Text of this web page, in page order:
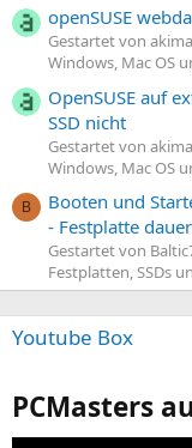
openSUSE
Gestartet von
Windows, Mac OS
OpenSUSE auf
SSD nicht
Gestartet von
Windows, Mac OS
B
Booten und
- Festplatte
Gestartet von
Festplatten, SSDs
Youtube Box
PCMasters